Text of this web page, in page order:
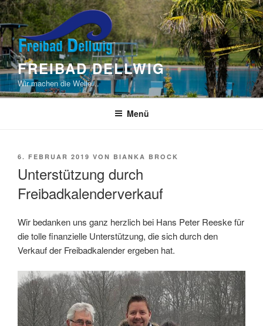
Zum
Inhalt
springen
FREIBAD DELLWIG
Wir machen die Welle…
Menü
VERÖFFENTLICHT
6. FEBRUAR 2019 VON BIANKA BROCK
Unterstützung durch
Freibadkalenderverkauf
Wir bedanken uns ganz herzlich bei Hans Peter Reeske für
die tolle finanzielle Unterstützung, die sich durch den
Verkauf der Freibadkalender ergeben hat.